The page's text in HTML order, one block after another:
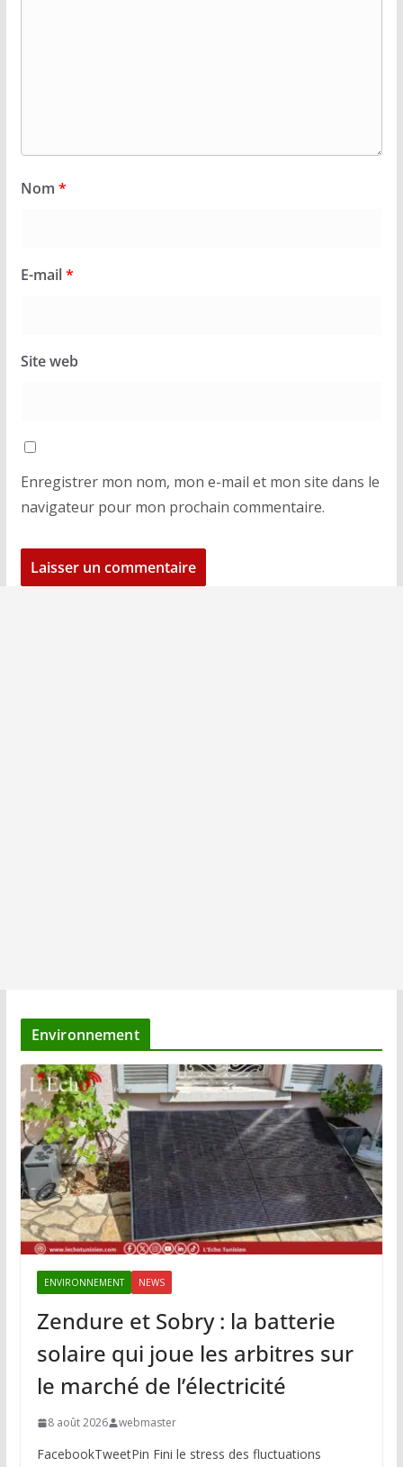
Nom *
E-mail*
Site web
Enregistrer mon nom, mon e-mail et mon site dans le
navigateur pour mon prochain commentaire.
Environnement
ENVIRONNEMENT NEWS
Zendure et Sobry : la batterie
solaire qui joue les arbitres sur
le marché de l’électricité
8 août 2026 webmaster
FacebookTweetPin Fini le stress des fluctuations